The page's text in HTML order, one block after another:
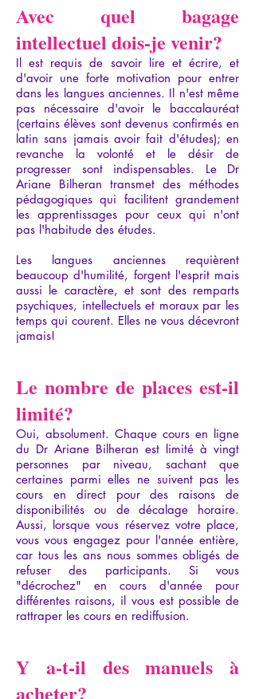
Avec quel bagage
intellectuel dois-je venir?
Il est requis de savoir lire et écrire, et
d'avoir une forte motivation pour entrer
dans les langues anciennes. Il n'est même
pas nécessaire d'avoir le baccalauréat
(certains élèves sont devenus confirmés en
latin sans jamais avoir fait d'études); en
revanche la volonté et le désir de
progresser sont indispensables. Le Dr
Ariane Bilheran transmet des méthodes
pédagogiques qui facilitent grandement
les apprentissages pour ceux qui n'ont
pas l'habitude des études.
Les langues anciennes requièrent
beaucoup d'humilité, forgent l'esprit mais
aussi le caractère, et sont des remparts
psychiques, intellectuels et moraux par les
temps qui courent. Elles ne vous décevront
jamais!
Le nombre de places est-il
limité?
Oui, absolument. Chaque cours en ligne
du Dr Ariane Bilheran est limité à vingt
personnes par niveau, sachant que
certaines parmi elles ne suivent pas les
cours en direct pour des raisons de
disponibilités ou de décalage horaire.
Aussi, lorsque vous réservez votre place,
vous vous engagez pour l'année entière,
car tous les ans nous sommes obligés de
refuser des participants. Si vous
"décrochez" en cours d'année pour
différentes raisons, il vous est possible de
rattraper les cours en rediffusion.
Y a-t-il des manuels à
acheter?